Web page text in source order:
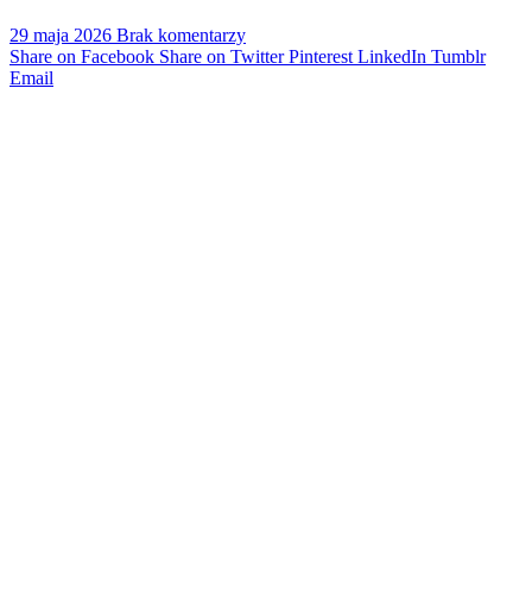
29 maja 2026 Brak komentarzy
Share on Facebook Share on Twitter Pinterest LinkedIn Tumblr
Email